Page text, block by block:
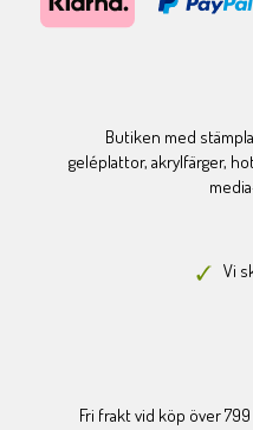
Butiken med
geléplattor, akrylfärger,
Vi
Fri frakt vid köp över